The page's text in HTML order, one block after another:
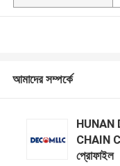
আমাদের সম্পর্কে
HUNAN
CHAIN
প্রোফাইল